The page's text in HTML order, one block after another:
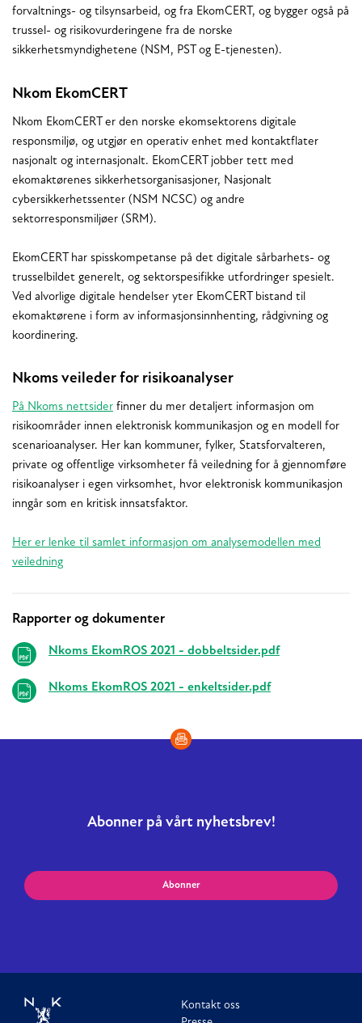
forvaltnings- og tilsynsarbeid, og fra EkomCERT, og bygger også på
trussel- og risikovurderingene fra de norske
sikkerhetsmyndighetene (NSM, PST og E-tjenesten).
Nkom EkomCERT
Nkom EkomCERT er den norske ekomsektorens digitale
responsmiljø, og utgjør en operativ enhet med kontaktflater
nasjonalt og internasjonalt. EkomCERT jobber tett med
ekomaktørenes sikkerhetsorganisasjoner, Nasjonalt
cybersikkerhetssenter (NSM NCSC) og andre
sektorresponsmiljøer (SRM).
EkomCERT har spisskompetanse på det digitale sårbarhets- og
trusselbildet generelt, og sektorspesifikke utfordringer spesielt.
Ved alvorlige digitale hendelser yter EkomCERT bistand til
ekomaktørene i form av informasjonsinnhenting, rådgivning og
koordinering.
Nkoms veileder for risikoanalyser
På Nkoms nettsider finner du mer detaljert informasjon om
risikoområder innen elektronisk kommunikasjon og en modell for
scenarioanalyser. Her kan kommuner, fylker, Statsforvalteren,
private og offentlige virksomheter få veiledning for å gjennomføre
risikoanalyser i egen virksomhet, hvor elektronisk kommunikasjon
inngår som en kritisk innsatsfaktor.
Her er lenke til samlet informasjon om analysemodellen med
veiledning
Relaterte
Rapporter og dokumenter
Nkoms EkomROS 2021 - dobbeltsider.pdf
Nkoms EkomROS 2021 - enkeltsider.pdf
Abonner på vårt nyhetsbrev!
Abonner
Kontakt oss